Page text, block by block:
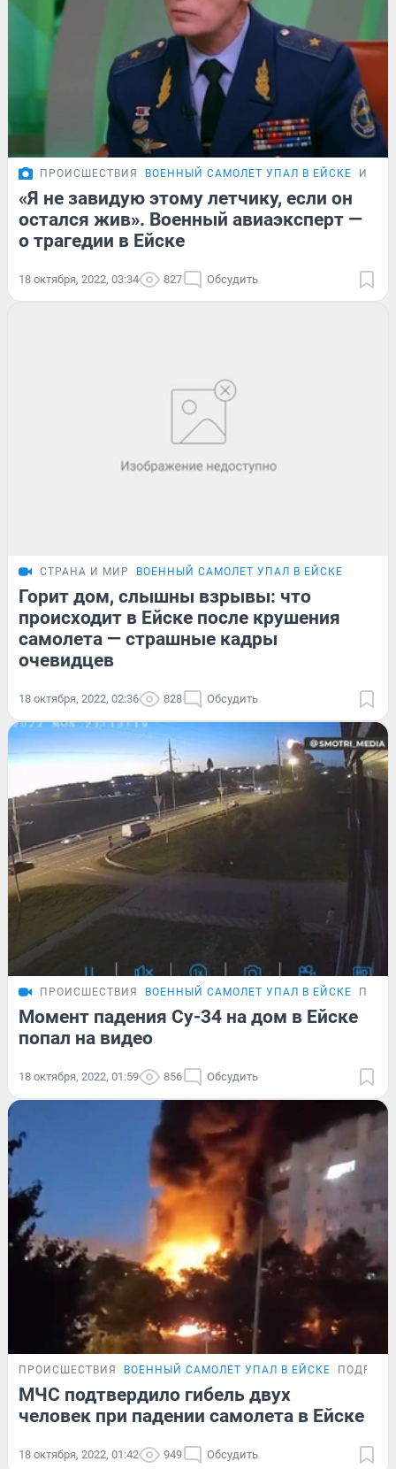
ПРОИСШЕСТВИЯ ВОЕННЫЙ САМОЛЕТ УПАЛ В ЕЙСКЕ
«Я не завидую этому летчику, если он
остался жив». Военный авиаэксперт —
о трагедии в Ейске
18 октября, 2022, 03:34 827 Обсудить
СТРАНА И МИР ВОЕННЫЙ САМОЛЕТ УПАЛ В ЕЙСКЕ
Горит дом, слышны взрывы: что
происходит в Ейске после крушения
самолета — страшные кадры
очевидцев
18 октября, 2022, 02:36 828 Обсудить
ПРОИСШЕСТВИЯ ВОЕННЫЙ САМОЛЕТ УПАЛ В ЕЙСКЕ
Момент падения Су-34 на дом в Ейске
попал на видео
18 октября, 2022, 01:59 856 Обсудить
ПРОИСШЕСТВИЯ ВОЕННЫЙ САМОЛЕТ УПАЛ В ЕЙСКЕ
МЧС подтвердило гибель двух
человек при падении самолета в Ейске
18 октября, 2022, 01:42 949 Обсудить